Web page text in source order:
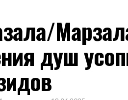
душ